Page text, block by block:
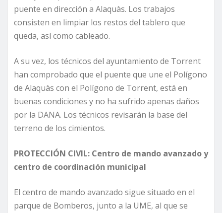
puente en dirección a Alaquàs. Los trabajos
consisten en limpiar los restos del tablero que
queda, así como cableado.
A su vez, los técnicos del ayuntamiento de Torrent
han comprobado que el puente que une el Polígono
de Alaquàs con el Polígono de Torrent, está en
buenas condiciones y no ha sufrido apenas daños
por la DANA. Los técnicos revisarán la base del
terreno de los cimientos.
PROTECCIÓN CIVIL: Centro de mando avanzado y
centro de coordinación municipal
El centro de mando avanzado sigue situado en el
parque de Bomberos, junto a la UME, al que se